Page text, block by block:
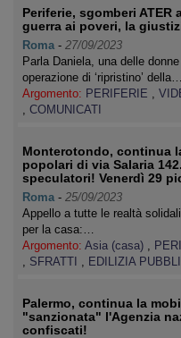
Periferie, sgomberi ATER
guerra ai poveri, la
Roma - 27/09/2023
Parla Daniela, una delle
operazione di ‘ripristino’ della…
Argomento: PERIFERIE ,
, COMUNICATI
Monterotondo, continua
popolari di via Salaria
speculatori! Venerdì 29
Roma - 25/09/2023
Appello a tutte le realtà
per la casa:…
Argomento: Asia (casa) ,
, SFRATTI , EDILIZIA
Palermo, continua la
"sanzionata" l'Agenzia
confiscati!